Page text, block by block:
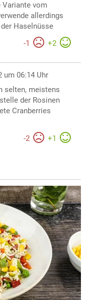
vom
allerdings
Haselnüsse
-1 +2
um 06:14 Uhr
selten, meistens
der Rosinen
Cranberries
-2 +1